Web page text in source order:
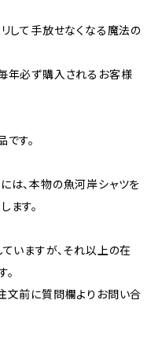
して手放せなくなる魔法の
年必ず購入されるお客様
す。
は、本物の魚河岸シャツを
ます。
いますが、それ以上の在
文前に質問欄よりお問い合